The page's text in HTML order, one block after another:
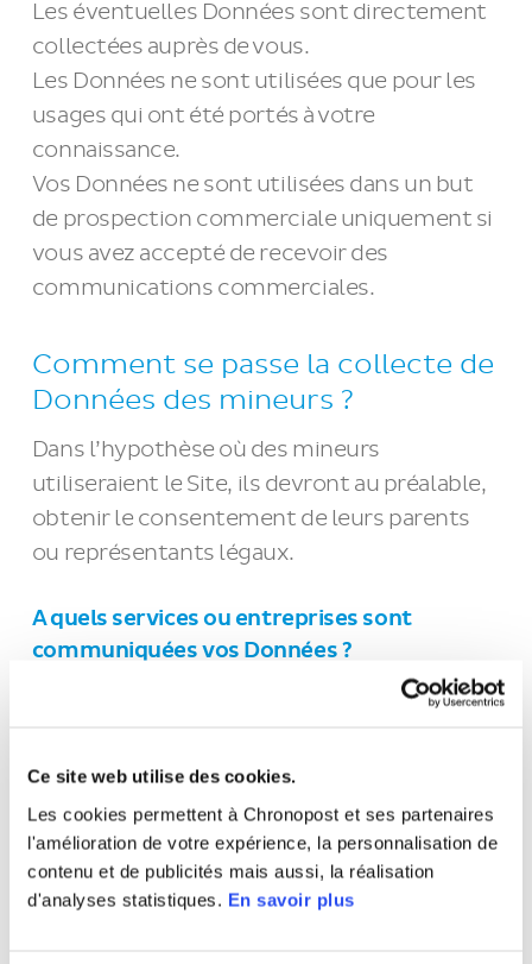
Ce site web utilise des cookies.
Les cookies permettent à Chronopost et ses partenaires
l'amélioration de votre expérience, la personnalisation de
contenu et de publicités mais aussi, la réalisation
d'analyses statistiques. En savoir plus
Les éventuelles Données sont directement
collectées auprès de vous.
Les Données ne sont utilisées que pour les
usages qui ont été portés à votre
connaissance.
Vos Données ne sont utilisées dans un but
de prospection commerciale uniquement si
vous avez accepté de recevoir des
communications commerciales.
Comment se passe la collecte de
Données des mineurs ?
Dans l’hypothèse où des mineurs
utiliseraient le Site, ils devront au préalable,
obtenir le consentement de leurs parents
ou représentants légaux.
A quels services ou entreprises sont
communiquées vos Données ?
Vos Données sont susceptibles d’être
les directions qui sont en charge de
l’exécution du contenu du Site.
A des prestataires externes de